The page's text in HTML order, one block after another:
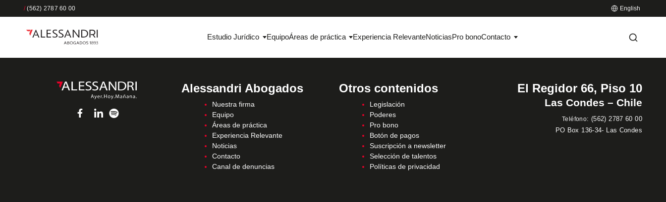
/(562) 2787 60 00 English
Estudio Jurídico EquipoÁreas de práctica Experiencia RelevanteNoticiasPro bonoContacto
Alessandri Abogados
Nuestra firma
Equipo
Áreas de práctica
Experiencia Relevante
Noticias
Contacto
Canal de denuncias
Otros contenidos
Legislación
Poderes
Pro bono
Botón de pagos
Suscripción a newsletter
Selección de talentos
Políticas de privacidad
El Regidor 66, Piso 10
Las Condes – Chile
Teléfono: (562) 2787 60 00
PO Box 136-34- Las Condes